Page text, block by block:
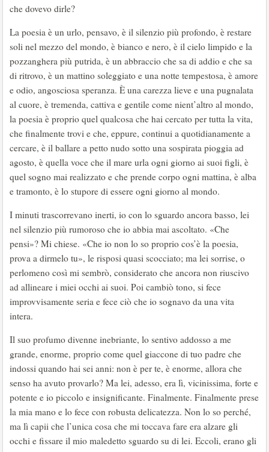
che dovevo dirle?
La poesia è un urlo, pensavo, è il silenzio più profondo, è restare
soli nel mezzo del mondo, è bianco e nero, è il cielo limpido e la
pozzanghera più putrida, è un abbraccio che sa di addio e che sa
di ritrovo, è un mattino soleggiato e una notte tempestosa, è amore
e odio, angosciosa speranza. È una carezza lieve e una pugnalata
al cuore, è tremenda, cattiva e gentile come nient’altro al mondo,
la poesia è proprio quel qualcosa che hai cercato per tutta la vita,
che finalmente trovi e che, eppure, continui a quotidianamente a
cercare, è il ballare a petto nudo sotto una sospirata pioggia ad
agosto, è quella voce che il mare urla ogni giorno ai suoi figli, è
quel sogno mai realizzato e che prende corpo ogni mattina, è alba
e tramonto, è lo stupore di essere ogni giorno al mondo.
I minuti trascorrevano inerti, io con lo sguardo ancora basso, lei
nel silenzio più rumoroso che io abbia mai ascoltato. «Che
pensi»? Mi chiese. «Che io non lo so proprio cos’è la poesia,
prova a dirmelo tu», le risposi quasi scocciato; ma lei sorrise, o
perlomeno così mi sembrò, considerato che ancora non riuscivo
ad allineare i miei occhi ai suoi. Poi cambiò tono, si fece
improvvisamente seria e fece ciò che io sognavo da una vita
intera.
Il suo profumo divenne inebriante, lo sentivo addosso a me
grande, enorme, proprio come quel giaccone di tuo padre che
indossi quando hai sei anni: non è per te, è enorme, allora che
senso ha avuto provarlo? Ma lei, adesso, era lì, vicinissima, forte e
potente e io piccolo e insignificante. Finalmente. Finalmente prese
la mia mano e lo fece con robusta delicatezza. Non lo so perché,
ma lì capii che l’unica cosa che mi toccava fare era alzare gli
occhi e fissare il mio maledetto sguardo su di lei. Eccoli, erano gli